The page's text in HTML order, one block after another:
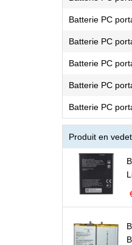
Batterie PC
Batterie PC
Batterie PC
Batterie PC
Batterie PC
Produit en